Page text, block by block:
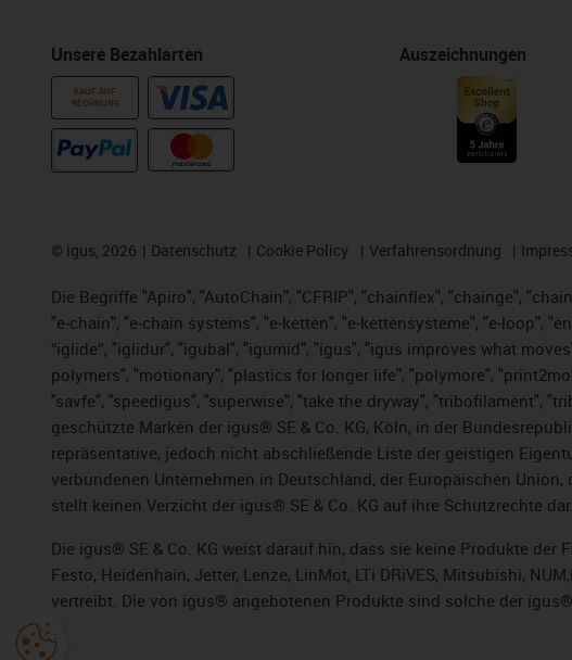
Unsere Bezahlarten
KAUF AUF
RECHNUNG
Auszeichnungen
© igus, 2026 Datenschutz Cookie Policy Verfahrensordnung
Die Begriffe "Apiro", "AutoChain", "CFRIP", "chainflex", "chainge",
"e-chain", "e-chain systems", "e-ketten", "e-kettensysteme", "e-loop",
“iglide”, "iglidur", "igubal", "igumid", "igus", "igus improves what
polymers", "motionary", "plastics for longer life", "polymore",
"savfe", "speedigus", "superwise", "take the dryway", "tribofilament",
geschützte Marken der igus® SE & Co. KG, Köln, in der
repräsentative, jedoch nicht abschließende Liste der geistigen
verbundenen Unternehmen in Deutschland, der Europäischen
stellt keinen Verzicht der igus® SE & Co. KG auf ihre Schutzrechte dar.
Die igus® SE & Co. KG weist darauf hin, dass sie keine Produkte der
Festo, Heidenhain, Jetter, Lenze, LinMot, LTi DRiVES, Mitsubishi,
vertreibt. Die von igus® angebotenen Produkte sind solche der igus®